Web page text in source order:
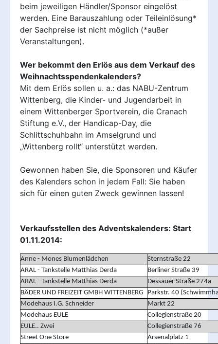
beim jeweiligen Händler/Sponsor eingelöst
werden. Eine Barauszahlung oder Teileinlösung*
der Sachpreise ist nicht möglich (*außer
Veranstaltungen).
Wer bekommt den Erlös aus dem Verkauf des
Weihnachtsspendenkalenders?
Mit dem Erlös sollen u. a.: das NABU-Zentrum
Wittenberg, die Kinder- und Jugendarbeit in
einem Wittenberger Sportverein, die Cranach
Stiftung e.V., der Handicap-Day, die
Schlittschuhbahn im Amselgrund und
„Wittenberg rollt“ unterstützt werden.
Gewonnen haben Sie, die Sponsoren und Käufer
des Kalenders schon in jedem Fall: Sie haben
sich für einen guten Zweck gewinnen lassen!
Verkaufsstellen des Adventskalenders: Start
01.11.2014:
Anne - Mones Blumenlädchen
Sternstraße 22
ARAL - Tankstelle Matthias Derda
Berliner Straße 39
ARAL - Tankstelle Matthias Derda
Dessauer Straße 274a
BÄDER UND FREIZEIT GMBH WITTENBERG
Parkstr. 40
Modehaus I.G. Schneider
Markt 22
Modehaus EULE
Collegienstraße 20
EULE.. Zwei
Collegienstraße 76
Street One Store
Arsenalplatz 1